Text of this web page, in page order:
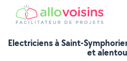
Electriciens à Saint-
et